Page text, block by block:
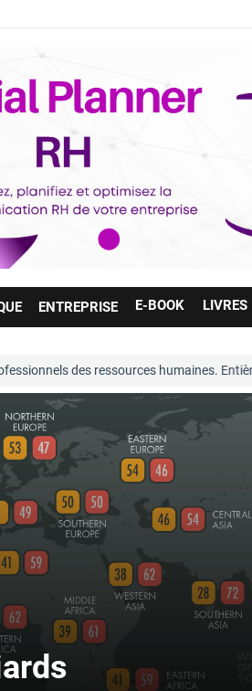
ENTREPRISE E-BOOK LIVRES
des ressources humaines. Entièrement